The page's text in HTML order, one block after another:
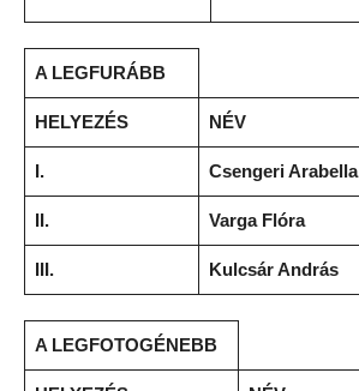
A LEGFURÁBB
HELYEZÉS NÉV
I. Csengeri Arabella
II. Varga Flóra
III. Kulcsár András
A LEGFOTOGÉNEBB